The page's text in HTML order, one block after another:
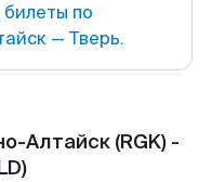
по
— Тверь.
Алтайск (RGK) -